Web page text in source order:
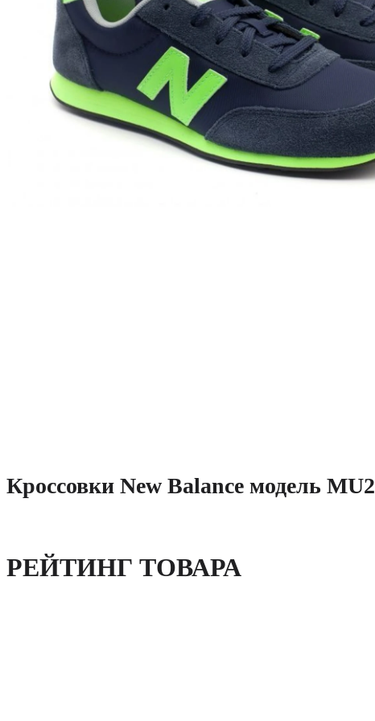
Кроссовки New Balance модель MU2
РЕЙТИНГ ТОВАРА